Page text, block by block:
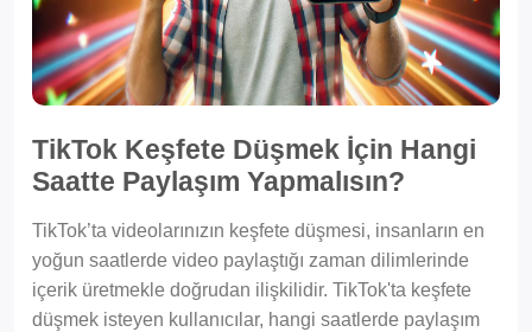
TikTok Keşfete Düşmek İçin Hangi
Saatte Paylaşım Yapmalısın?
TikTok’ta videolarınızın keşfete düşmesi, insanların en
yoğun saatlerde video paylaştığı zaman dilimlerinde
içerik üretmekle doğrudan ilişkilidir. TikTok'ta keşfete
düşmek isteyen kullanıcılar, hangi saatlerde paylaşım